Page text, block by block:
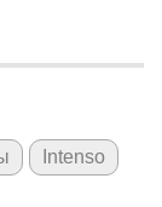
Intenso